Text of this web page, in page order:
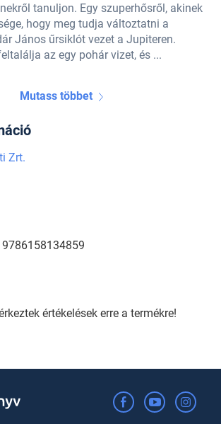
tanuljon. Egy szuperhősről, akinek
hogy meg tudja változtatni a
János űrsiklót vezet a Jupiteren.
az egy pohár vizet, és ...
Mutass többet
Zrt.
értékelések erre a termékre!